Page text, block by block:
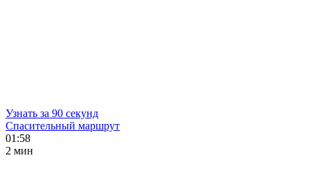
Узнать за 90 секунд
Спасительный маршрут
01:58
2 мин